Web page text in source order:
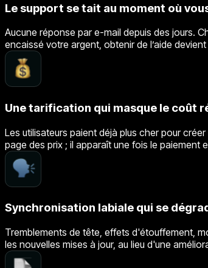
Le support se tait au moment où
Aucune réponse par e-mail depuis des jours.
encaissé votre argent, obtenir de l’aide
Une tarification qui masque le coût
Les utilisateurs paient déjà plus cher pour
page des prix ; il apparaît une fois le paiement
Synchronisation labiale qui se
Tremblements de tête, effets d'étouffement,
les nouvelles mises à jour, au lieu d'une